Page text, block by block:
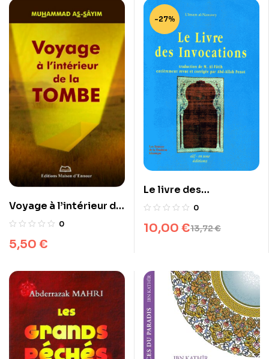
Voyage à l’intérieur de
la tombe 0
5,50 €
-27%
Le livre des
invocations
0
13,72€
10,00 €